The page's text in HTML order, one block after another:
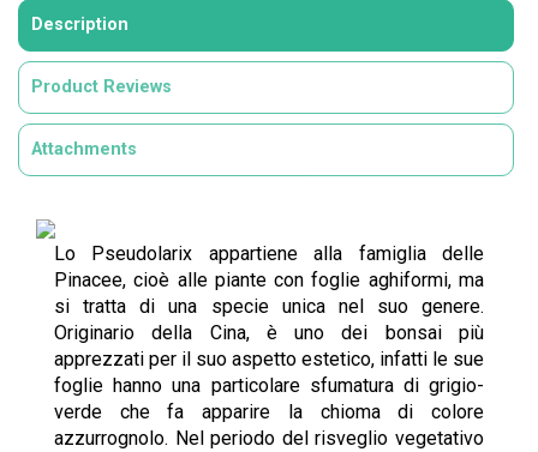
Description
Product Reviews
Attachments
Lo Pseudolarix appartiene alla famiglia delle
Pinacee, cioè alle piante con foglie aghiformi, ma
si tratta di una specie unica nel suo genere.
Originario della Cina, è uno dei
bonsaipiù
apprezzati per il suo aspetto estetico, infatti le sue
foglie hanno una particolare sfumatura di grigio-
verde che fa apparire la chioma di colore
azzurrognolo. Nel periodo del risveglio vegetativo